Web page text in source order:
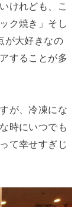
けれども、こ
ク焼き」そし
が大好きなの
することが多
が、冷凍にな
時にいつでも
て幸せすぎじ